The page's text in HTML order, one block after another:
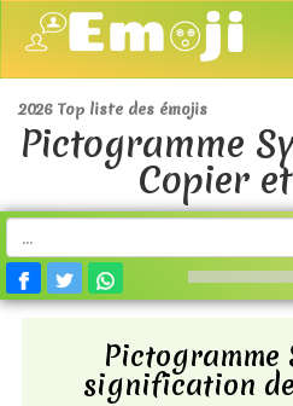
2026 Top liste des émojis
Pictogramme
Copier
Pictogramme
signification